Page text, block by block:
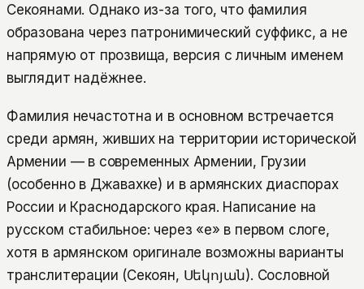
Секоянами. Однако из-за того, что фамилия
образована через патронимический суффикс, а не
напрямую от прозвища, версия с личным именем
выглядит надёжнее.
Фамилия нечастотна и в основном встречается
среди армян, живших на территории исторической
Армении — в современных Армении, Грузии
(особенно в Джавахке) и в армянских диаспорах
России и Краснодарского края. Написание на
русском стабильное: через «е» в первом слоге,
хотя в армянском оригинале возможны варианты
транслитерации (Секоян, Սեկոյան). Сословной